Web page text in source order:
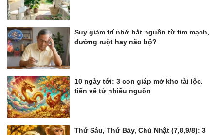
Suy giảm trí nhớ bắt nguồn từ tim mạch,
đường ruột hay não bộ?
10 ngày tới: 3 con giáp mở kho tài lộc,
tiền về từ nhiều nguồn
Thứ Sáu, Thứ Bảy, Chủ Nhật (7,8,9/8): 3